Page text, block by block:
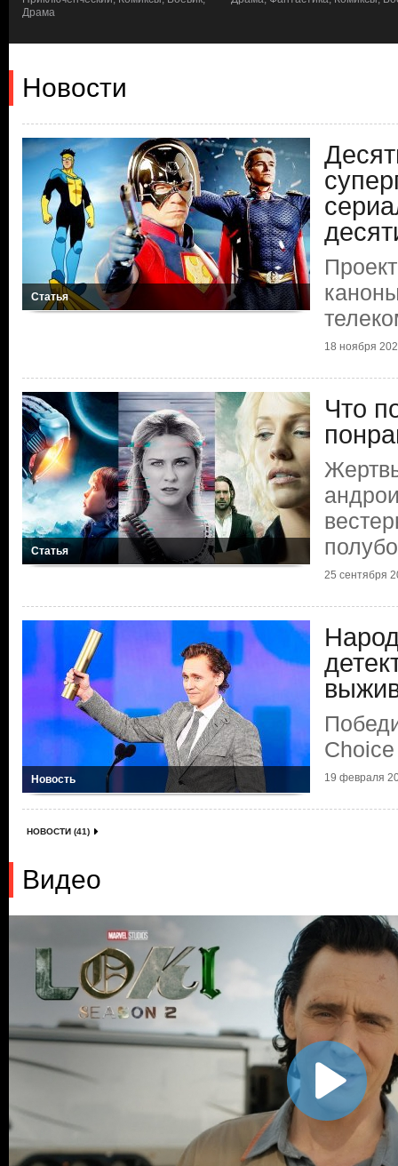
Драма
Новости
Статья
18 ноября
Статья
Что
25 сентября
Новость 19 февраля
НОВОСТИ (41)
Видео